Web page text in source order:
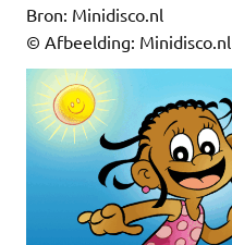
Bron: Minidisco.nl
© Afbeelding: Minidisco.nl